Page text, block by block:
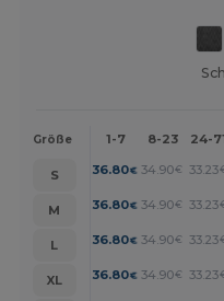
Größe 1-7 8-23 24-
S 36.80€ 34.90€ 33.23
M
36.80€ 34.90€ 33.23
L
36.80€ 34.90€ 33.23
XL
36.80€ 34.90€ 33.23